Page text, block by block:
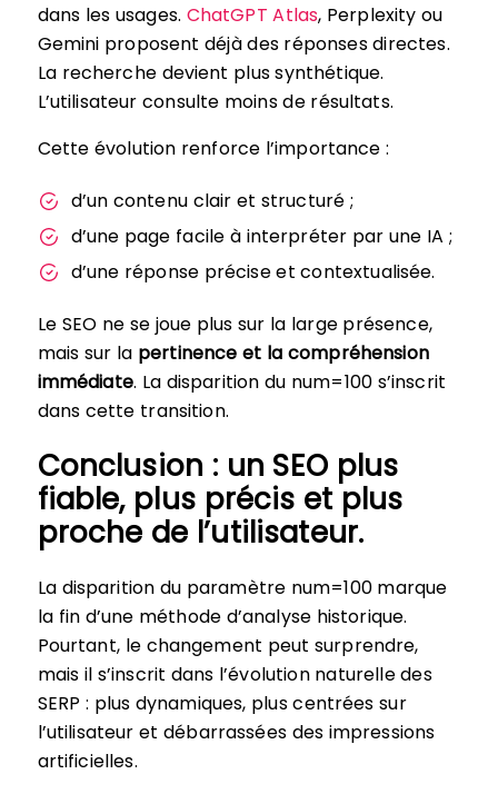
dans les usages. ChatGPT Atlas, Perplexity ou
Gemini proposent déjà des réponses directes.
La recherche devient plus synthétique.
L’utilisateur consulte moins de résultats.
Cette évolution renforce l’importance :
d’un contenu clair et structuré ;
d’une page facile à interpréter par une IA ;
d’une réponse précise et contextualisée.
Le SEO ne se joue plus sur la large présence,
mais sur la pertinence et la compréhension
immédiate. La disparition du num=100 s’inscrit
dans cette transition.
Conclusion : un SEO plus
fiable, plus précis et plus
proche de l’utilisateur.
La disparition du paramètre num=100 marque
la fin d’une méthode d’analyse historique.
Pourtant, le changement peut surprendre,
mais il s’inscrit dans l’évolution naturelle des
SERP : plus dynamiques, plus centrées sur
l’utilisateur et débarrassées des impressions
artificielles.